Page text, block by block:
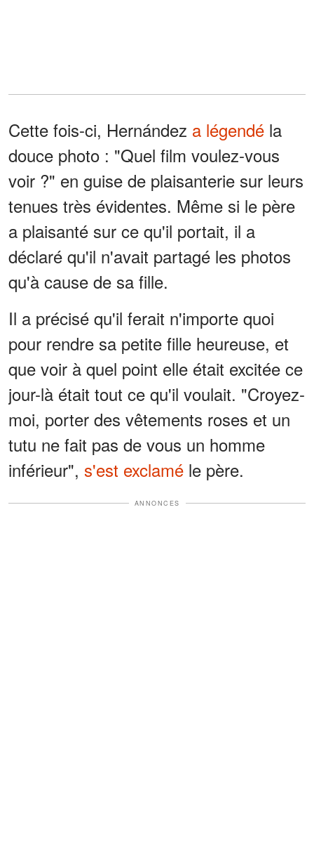
Cette fois-ci, Hernández a légendé la
douce photo : "Quel film voulez-vous
voir ?" en guise de plaisanterie sur leurs
tenues très évidentes. Même si le père
a plaisanté sur ce qu'il portait, il a
déclaré qu'il n'avait partagé les photos
qu'à cause de sa fille.
Il a précisé qu'il ferait n'importe quoi
pour rendre sa petite fille heureuse, et
que voir à quel point elle était excitée ce
jour-là était tout ce qu'il voulait. "Croyez-
moi, porter des vêtements roses et un
tutu ne fait pas de vous un homme
inférieur", s'est exclamé le père.
ANNONCES